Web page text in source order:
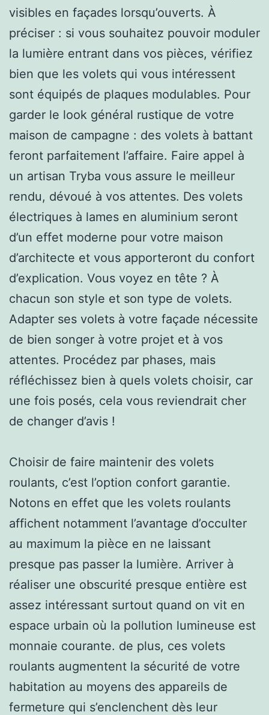
visibles en façades lorsqu’ouverts. À
préciser : si vous souhaitez pouvoir moduler
la lumière entrant dans vos pièces, vérifiez
bien que les volets qui vous intéressent
sont équipés de plaques modulables. Pour
garder le look général rustique de votre
maison de campagne : des volets à battant
feront parfaitement l’affaire. Faire appel à
un artisan Tryba vous assure le meilleur
rendu, dévoué à vos attentes. Des volets
électriques à lames en aluminium seront
d’un effet moderne pour votre maison
d’architecte et vous apporteront du confort
d’explication. Vous voyez en tête ? À
chacun son style et son type de volets.
Adapter ses volets à votre façade nécessite
de bien songer à votre projet et à vos
attentes. Procédez par phases, mais
réfléchissez bien à quels volets choisir, car
une fois posés, cela vous reviendrait cher
de changer d’avis !
Choisir de faire maintenir des volets
roulants, c’est l’option confort garantie.
Notons en effet que les volets roulants
affichent notamment l’avantage d’occulter
au maximum la pièce en ne laissant
presque pas passer la lumière. Arriver à
réaliser une obscurité presque entière est
assez intéressant surtout quand on vit en
espace urbain où la pollution lumineuse est
monnaie courante. de plus, ces volets
roulants augmentent la sécurité de votre
habitation au moyens des appareils de
fermeture qui s’enclenchent dès leur